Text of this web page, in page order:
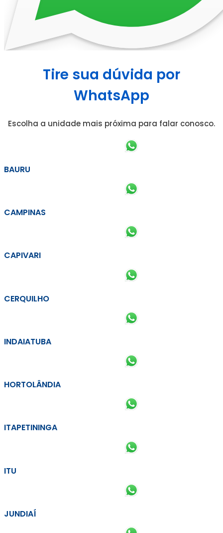
Tire sua dúvida por
WhatsApp
Escolha a unidade mais próxima para falar conosco.
BAURU
CAMPINAS
CAPIVARI
CERQUILHO
INDAIATUBA
HORTOLÂNDIA
ITAPETININGA
ITU
JUNDIAÍ